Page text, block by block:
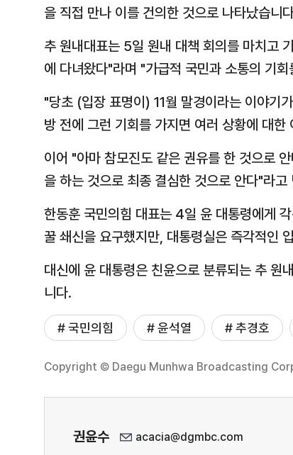
을 직접 만나 이를 건의한 것으로 나타났습니
추 원내대표는 5일 원내 대책 회의를 마치고
에 다녀왔다"라며 "가급적 국민과 소통의 기
"당초 (입장 표명이) 11월 말경이라는 이야기
방 전에 그런 기회를 가지면 여러 상황에 대
이어 "아마 참모진도 같은 권유를 한 것으로
을 하는 것으로 최종 결심한 것으로 안다"라고
한동훈 국민의힘 대표는 4일 윤 대통령에게
꿀 쇄신을 요구했지만, 대통령실은 즉각적인
대신에 윤 대통령은 친윤으로 분류되는 추 원
니다.
# 국민의힘 # 윤석열 # 추경호
Copyright © Daegu Munhwa Broadcasting
권윤수 acacia@dgmbc.com